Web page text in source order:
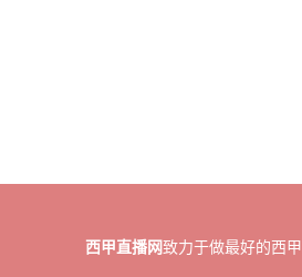
西甲直播网致力于做最好的西